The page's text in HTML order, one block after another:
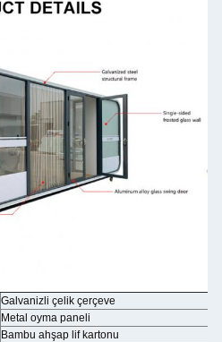
Galvanizli çelik çerçeve
Metal oyma paneli
Bambu ahşap lif kartonu